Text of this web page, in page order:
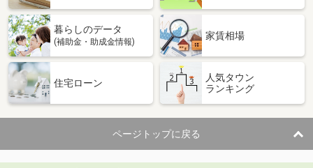
暮らしのデータ
(補助金・助成金情報)
家賃相場
住宅ローン
人気タウン
ランキング
ページトップに戻る